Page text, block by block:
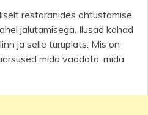
restoranides õhtustamise
jalutamisega. Ilusad kohad
ja selle turuplats. Mis on
mida vaadata, mida